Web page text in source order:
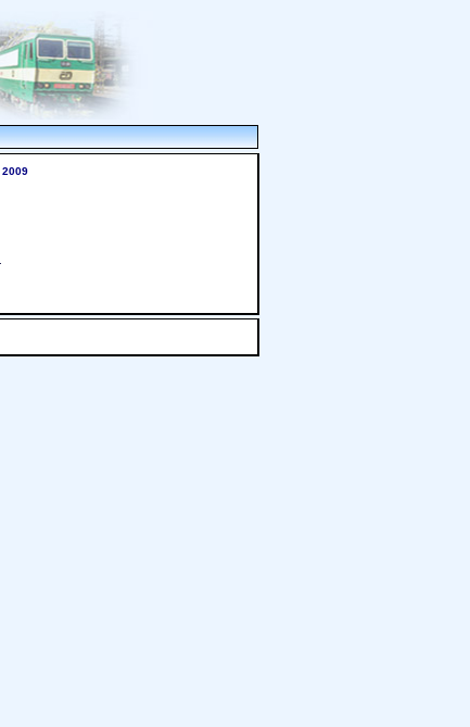
2009